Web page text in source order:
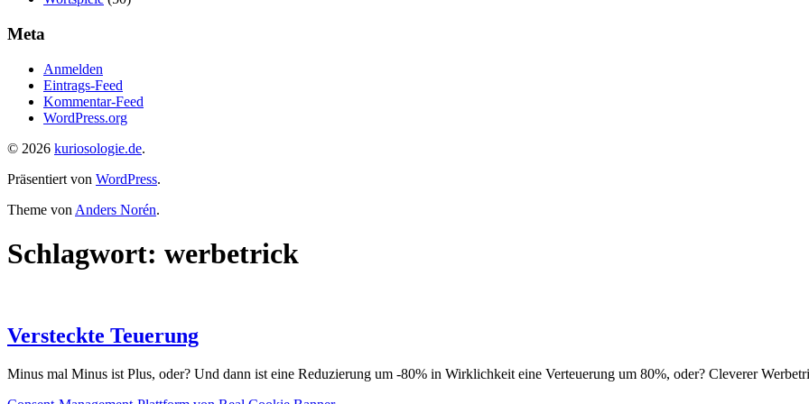
Meta
Anmelden
Eintrags-Feed
Kommentar-Feed
WordPress.org
© 2026 kuriosologie.de.
Präsentiert von WordPress.
Theme von Anders Norén.
Schlagwort: werbetrick
Versteckte Teuerung
Minus mal Minus ist Plus, oder? Und dann ist eine Reduzierung um -80% in Wirklichkeit eine Verteuerung um 80%, oder? Cleverer